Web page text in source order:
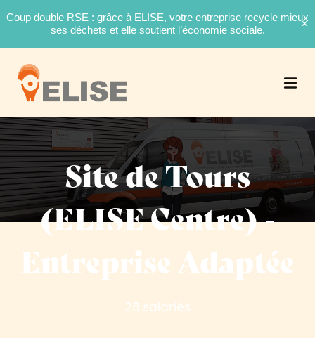
Coup double RSE : grâce à ELISE, votre entreprise recycle mieux
ses déchets et elle soutient l’économie sociale.
Site de Tours
(ELISE Centre) -
Entreprise Adaptée
28 salariés